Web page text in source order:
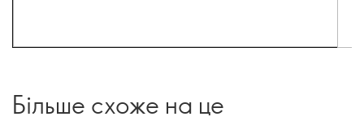
Більше схоже на це